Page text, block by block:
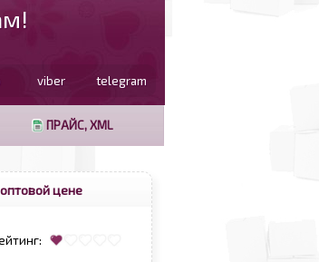
viber telegram
ПРАЙС, XML
цене